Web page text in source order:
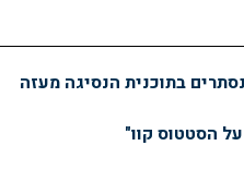
בתוכנית הנסיגה מעזה
הסטטוס קוו"